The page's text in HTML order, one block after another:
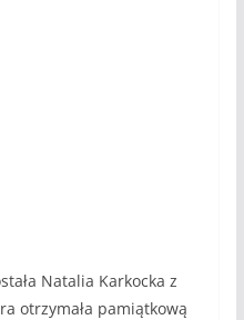
Natalia Karkocka z
otrzymała pamiątkową